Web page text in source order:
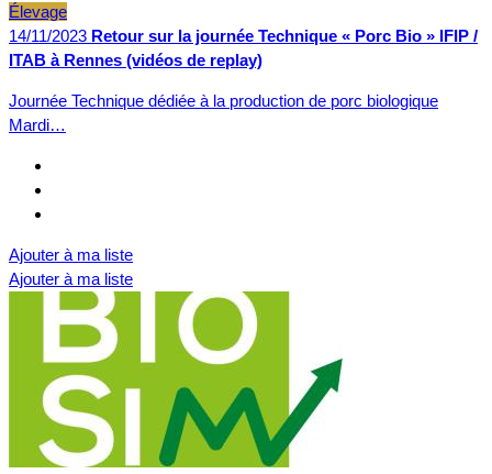
Élevage
14/11/2023 Retour sur la journée Technique « Porc Bio » IFIP /
ITAB à Rennes (vidéos de replay)
Journée Technique dédiée à la production de porc biologique
Mardi…
Ajouter à ma liste
Ajouter à ma liste